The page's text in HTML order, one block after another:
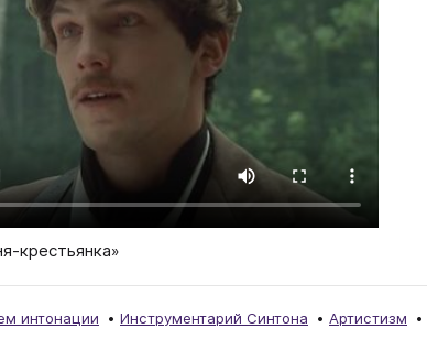
крестьянка»
интонации Инструментарий Синтона Артистизм